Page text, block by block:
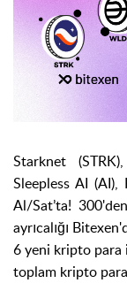
Starknet
Sleepless AI (AI),
Al/Sat’ta!
ayrıcalığı
6 yeni kripto
toplam kripto para